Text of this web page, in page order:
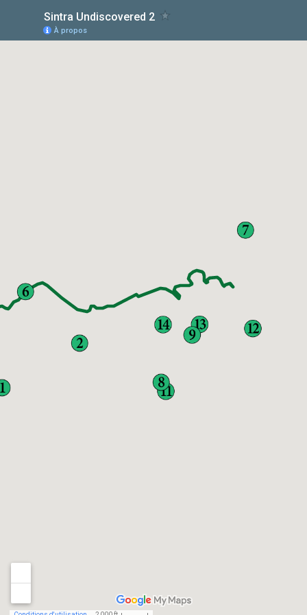
Sintra Undiscovered 2
À propos